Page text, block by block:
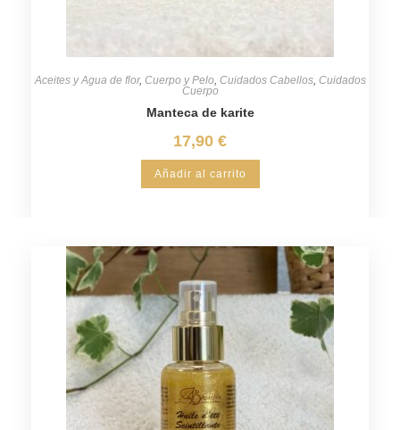
Aceites y Agua de flor, Cuerpo y Pelo, Cuidados Cabellos, Cuidados
Cuerpo
Manteca de karite
17,90 €
Añadir al carrito